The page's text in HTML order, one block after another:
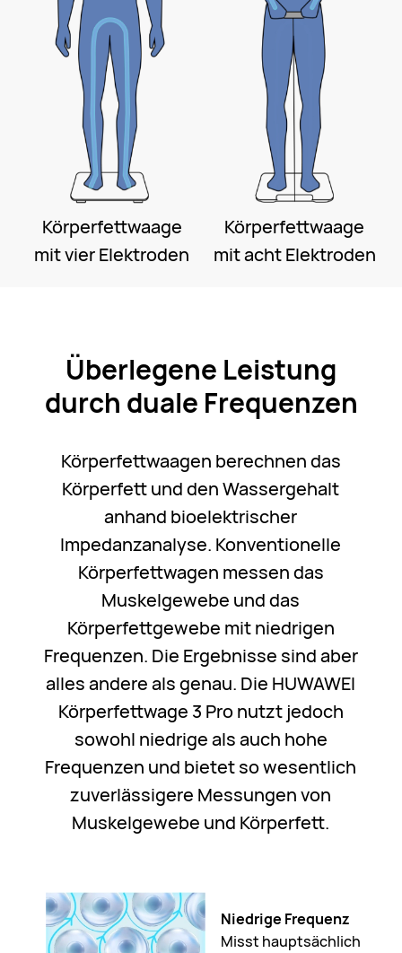
Körperfettwaage
mit vier Elektroden
Körperfettwaage
mit acht Elektroden
Überlegene Leistung
durch duale Frequenzen
Körperfettwaagen berechnen das
Körperfett und den Wassergehalt
anhand bioelektrischer
Impedanzanalyse. Konventionelle
Körperfettwagen messen das
Muskelgewebe und das
Körperfettgewebe mit niedrigen
Frequenzen. Die Ergebnisse sind aber
alles andere als genau. Die HUWAWEI
Körperfettwage 3 Pro nutzt jedoch
sowohl niedrige als auch hohe
Frequenzen und bietet so wesentlich
zuverlässigere Messungen von
Muskelgewebe und Körperfett.
Niedrige Frequenz
Misst hauptsächlich